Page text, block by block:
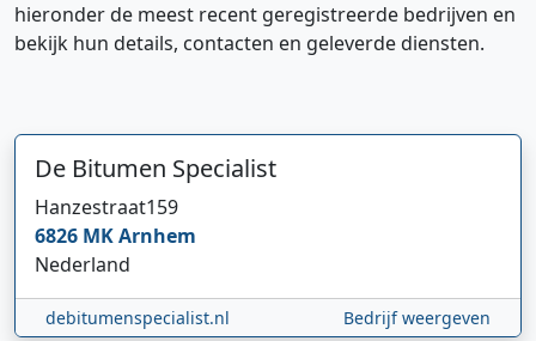
hieronder de meest recent geregistreerde bedrijven en
bekijk hun details, contacten en geleverde diensten.
De Bitumen Specialist
Hanzestraat159
6826 MKArnhem
Nederland
debitumenspecialist.nl Bedrijf weergeven